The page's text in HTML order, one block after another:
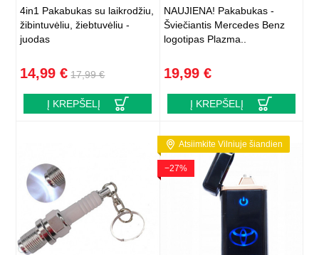
4in1 Pakabukas su laikrodžiu,
žibintuvėliu, žiebtuvėliu -
juodas
14,99 € 17,99 €
Į KREPŠELĮ
NAUJIENA! Pakabukas -
Šviečiantis Mercedes Benz
logotipas Plazma..
19,99 €
Į KREPŠELĮ
Atsiimkite Vilniuje šiandien
−27%